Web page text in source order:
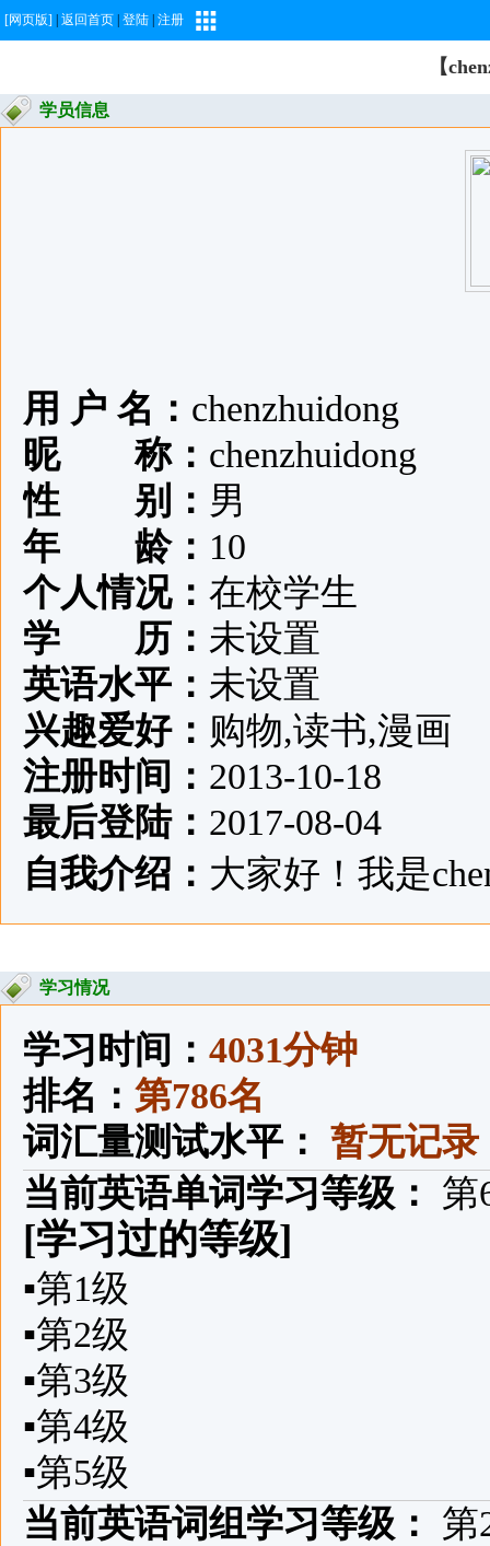
[网页版] 返回首页 登陆 注册
【
学员信息
用 户 名： chenzhuidong
昵 称： chenzhuidong
性 别： 男
年 龄： 10
个人情况： 在校学生
学 历： 未设置
英语水平： 未设置
兴趣爱好： 购物,读书,漫画
注册时间： 2013-10-18
最后登陆： 2017-08-04
自我介绍： 大家好！我是
学习情况
学习时间： 4031分钟
排名： 第786名
词汇量测试水平： 暂无记录
当前英语单词学习等级：
第
[学习过的等级]
▪第1级
▪第2级
▪第3级
▪第4级
▪第5级
当前英语词组学习等级：
第